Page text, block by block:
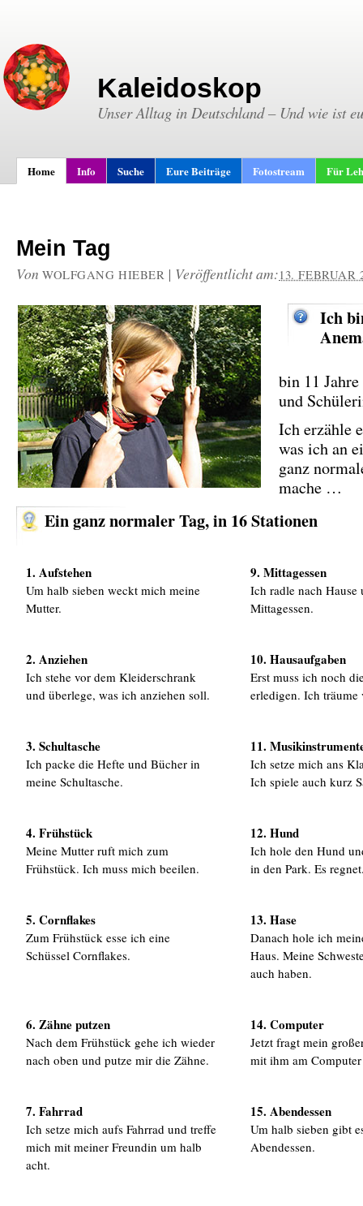
Kaleidoskop
Unser Alltag in Deutschland – Und wie ist
Home Info Suche Eure Beiträge Fotostream Für
Mein Tag
Von WOLFGANG HIEBER | Veröffentlicht am:13. FEBRUAR
Ich
bin 11
und
Ich erzähle
was ich an
ganz
mache …
Ein ganz normaler Tag, in 16 Stationen
1. Aufstehen
Um halb sieben weckt mich meine
Mutter.
9. Mittagessen
Ich radle nach Hause
Mittagessen.
2. Anziehen
Ich stehe vor dem Kleiderschrank
und überlege, was ich anziehen soll.
10. Hausaufgaben
Erst muss ich noch
erledigen. Ich träume
3. Schultasche
Ich packe die Hefte und Bücher in
meine Schultasche.
11.
Ich setze mich ans
Ich spiele auch kurz
4. Frühstück
Meine Mutter ruft mich zum
Frühstück. Ich muss mich beeilen.
12. Hund
Ich hole den Hund
in den Park. Es
5. Cornflakes
Zum Frühstück esse ich eine
Schüssel Cornflakes.
13. Hase
Danach hole ich
Haus. Meine
auch haben.
6. Zähne putzen
Nach dem Frühstück gehe ich wieder
nach oben und putze mir die Zähne.
14. Computer
Jetzt fragt mein
mit ihm am
7. Fahrrad
Ich setze mich aufs Fahrrad und treffe
mich mit meiner Freundin um halb
acht.
15. Abendessen
Um halb sieben gibt
Abendessen.